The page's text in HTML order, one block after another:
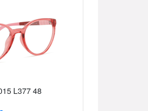
L377 48